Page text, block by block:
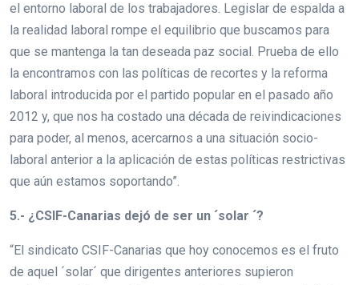
el entorno laboral de los trabajadores. Legislar de espalda a
la realidad laboral rompe el equilibrio que buscamos para
que se mantenga la tan deseada paz social. Prueba de ello
la encontramos con las políticas de recortes y la reforma
laboral introducida por el partido popular en el pasado año
2012 y, que nos ha costado una década de reivindicaciones
para poder, al menos, acercarnos a una situación socio-
laboral anterior a la aplicación de estas políticas restrictivas
que aún estamos soportando”.
5.- ¿CSIF-Canarias dejó de ser un ´solar ´?
“El sindicato CSIF-Canarias que hoy conocemos es el fruto
de aquel ´solar´ que dirigentes anteriores supieron